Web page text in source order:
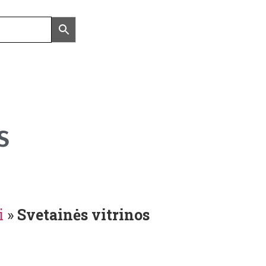
» Svetainės vitrinos